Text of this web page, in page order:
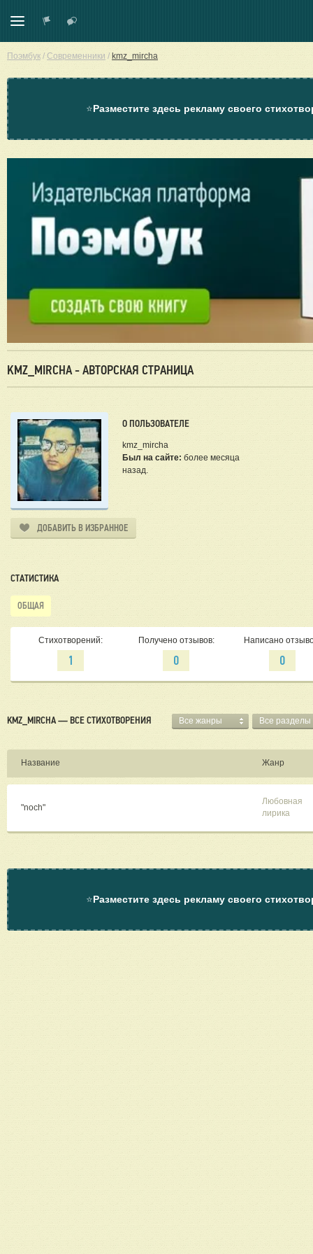
Поэмбук / Современники / kmz_mircha
⭐Разместите здесь рекламу своего
KMZ_MIRCHA - АВТОРСКАЯ СТРАНИЦА
О ПОЛЬЗОВАТЕЛЕ
kmz_mircha
Был на сайте: более месяца
назад.
ДОБАВИТЬ В ИЗБРАННОЕ
СТАТИСТИКА
ОБЩАЯ
Стихотворений:
1
Получено отзывов:
0
Написано
0
KMZ_MIRCHA — ВСЕ СТИХОТВОРЕНИЯ Все жанры Все разделы
Название Жанр
"noch"
Любовная
лирика
⭐Разместите здесь рекламу своего